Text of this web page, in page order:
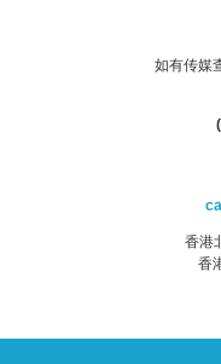
如有传媒
香港
香